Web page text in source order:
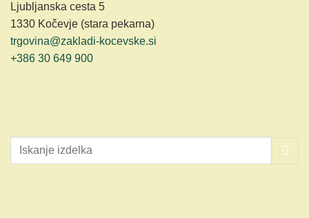
Ljubljanska cesta 5
1330 Kočevje (stara pekarna)
trgovina@zakladi-kocevske.si
+386 30 649 900